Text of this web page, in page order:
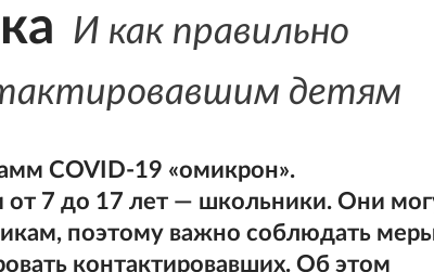
И как правильно
детям
COVID-19 «омикрон».
7 до 17 лет — школьники. Они
поэтому важно соблюдать
контактировавших. Об этом